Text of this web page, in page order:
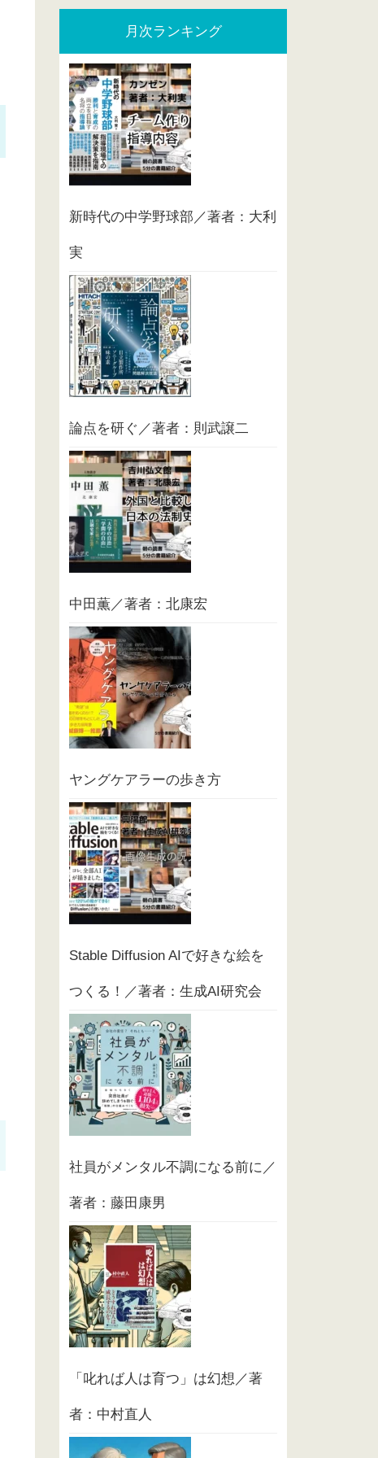
月次ランキング
新時代の中学野球部／著者：大利
実
論点を研ぐ／著者：則武譲二
中田薫／著者：北康宏
ヤングケアラーの歩き方
Stable Diffusion AIで好きな絵を
つくる！／著者：生成AI研究会
社員がメンタル不調になる前に／
著者：藤田康男
「叱れば人は育つ」は幻想／著
者：中村直人